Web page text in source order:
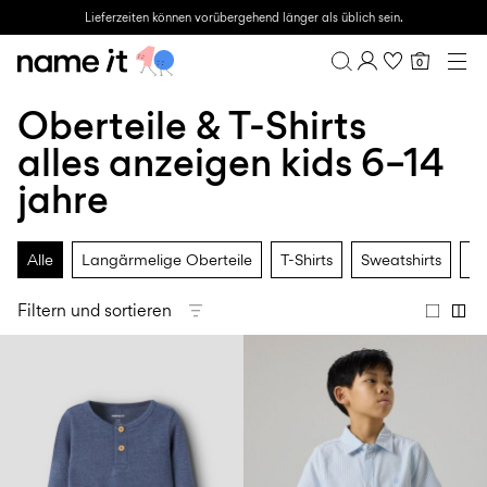
Lieferzeiten können vorübergehend länger als üblich sein.
Übersicht
Bestellhistorie
Profil
ABMELDEN
0
MINI 1½–8 JAHRE
KIDS 6–14 JAHRE
Teen
SALE
ACTIVEWEAR
Approved
Essentials
Sport
Clogs
Oberteile & T-Shirts
alles anzeigen kids 6–14
jahre
Alle Langärmelige Oberteile T-Shirts Sweatshirts
Filtern und sortieren